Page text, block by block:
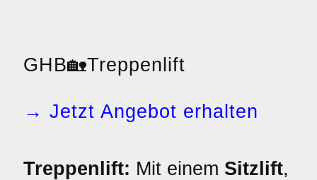
GHB🏡Treppenlift
→ Jetzt Angebot erhalten
Treppenlift: Mit einem Sitzlift,